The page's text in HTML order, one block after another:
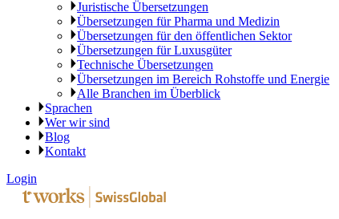
Juristische Übersetzungen
Übersetzungen für Pharma und Medizin
Übersetzungen für den öffentlichen Sektor
Übersetzungen für Luxusgüter
Technische Übersetzungen
Übersetzungen im Bereich Rohstoffe und Energie
Alle Branchen im Überblick
Sprachen
Wer wir sind
Blog
Kontakt
Login